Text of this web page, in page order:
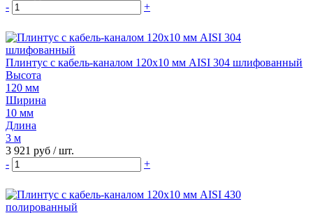
-
+
Плинтус с кабель-каналом 120х10 мм AISI 304 шлифованный
Высота
120 мм
Ширина
10 мм
Длина
3 м
3 921 руб / шт.
-
+